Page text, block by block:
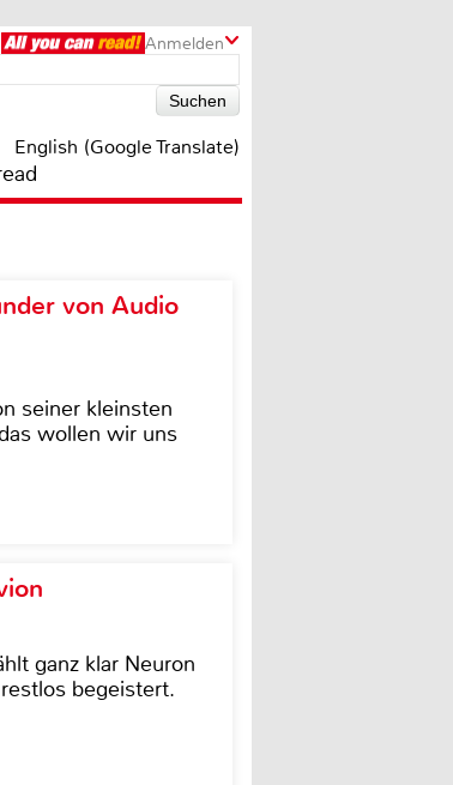
Anmelden
English (Google Translate)
von Audio
seiner kleinsten
wollen wir uns
ganz klar Neuron
begeistert.